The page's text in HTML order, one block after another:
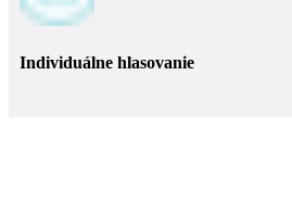
Individuálne hlasovanie